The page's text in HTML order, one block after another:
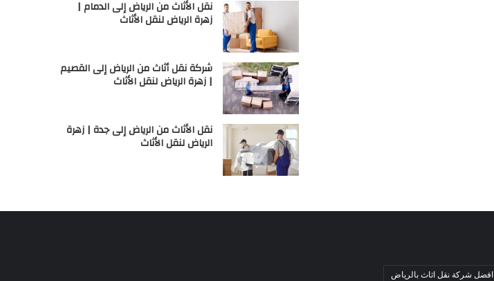
نقل الأثاث من الرياض إلى الدمام |
زهرة الرياض لنقل الأثاث
شركة نقل أثاث من الرياض إلى القصيم
| زهرة الرياض لنقل الأثاث
نقل الأثاث من الرياض إلى جدة | زهرة
الرياض لنقل الأثاث
افضل شركة نقل اثاث بالرياض